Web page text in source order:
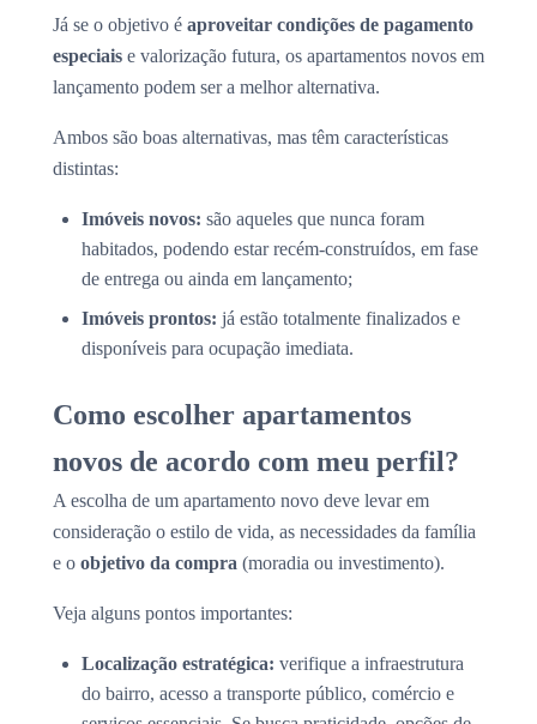
Já se o objetivo é aproveitar condições de pagamento
especiais e valorização futura, os apartamentos novos em
lançamento podem ser a melhor alternativa.
Ambos são boas alternativas, mas têm características
distintas:
Imóveis novos: são aqueles que nunca foram
habitados, podendo estar recém-construídos, em fase
de entrega ou ainda em lançamento;
Imóveis prontos: já estão totalmente finalizados e
disponíveis para ocupação imediata.
Como escolher apartamentos
novos de acordo com meu perfil?
A escolha de um apartamento novo deve levar em
consideração o estilo de vida, as necessidades da família
e o objetivo da compra (moradia ou investimento).
Veja alguns pontos importantes:
Localização estratégica: verifique a infraestrutura
do bairro, acesso a transporte público, comércio e